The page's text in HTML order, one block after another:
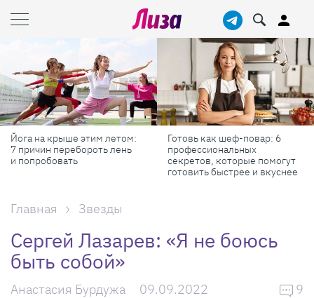
Готовь как шеф-повар: 6
профессиональных
секретов, которые помогут
Масштабные приключения:
самые красивые фестивали
России в августе
Главная Звезды
Сергей Лазарев: «Я не боюсь
быть собой»
Анастасия Бурдужа 09.09.2022 9